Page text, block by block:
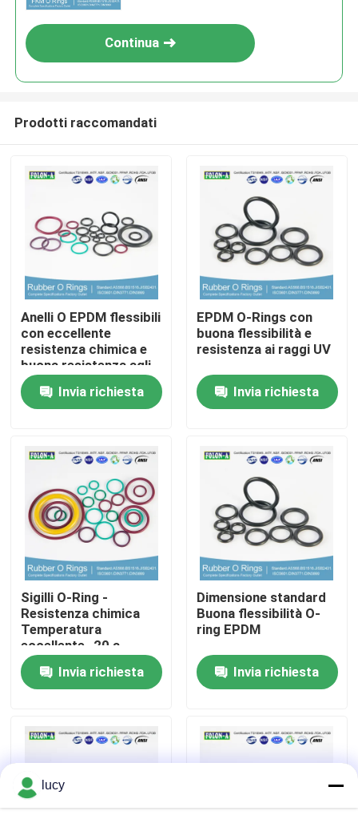
Casa
Prodotti
Video
Chi siamo
Fatory Tour
Controllo di qualità
Contattaci
Tutti i casi
giunti circolari di gomma
Continua
Prodotti raccomandati
Anelli O EPDM flessibili
con eccellente
resistenza chimica e
buona resistenza agli
UV
Invia richiesta
EPDM O-Rings con
buona flessibilità e
resistenza ai raggi UV
Invia richiesta
Sigilli O-Ring -
Resistenza chimica
Temperatura
eccellente -20 a
+180°C Alto
allungamento
Invia richiesta
Dimensione standard
Buona flessibilità O-
ring EPDM
Invia richiesta
lucy